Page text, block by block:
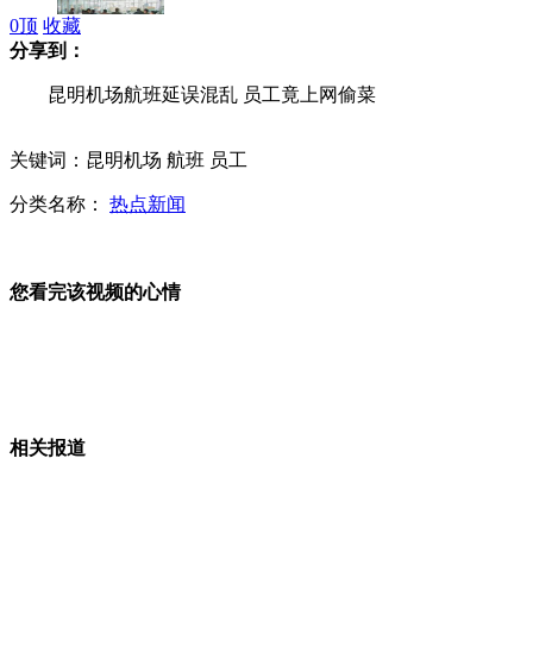
美媒称中下周"反卫星"试验 渲染美面临大威胁
婉拒安倍来访 美认为日"诚意"不够
0顶 收藏
分享到：
昆明机场航班延误混乱 员工竟上网偷菜
关键词：昆明机场 航班 员工
分类名称： 热点新闻
您看完该视频的心情
相关报道